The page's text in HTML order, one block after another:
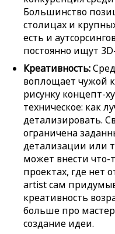
Большинство
столицах и
есть и
постоянно ищут
Креативность:
воплощает чужой
рисунку концепт-
техническое: как
детализировать.
ограничена
детализации или
может внести что-
проектах, где нет
artist сам
креативность
больше про
создание идеи.